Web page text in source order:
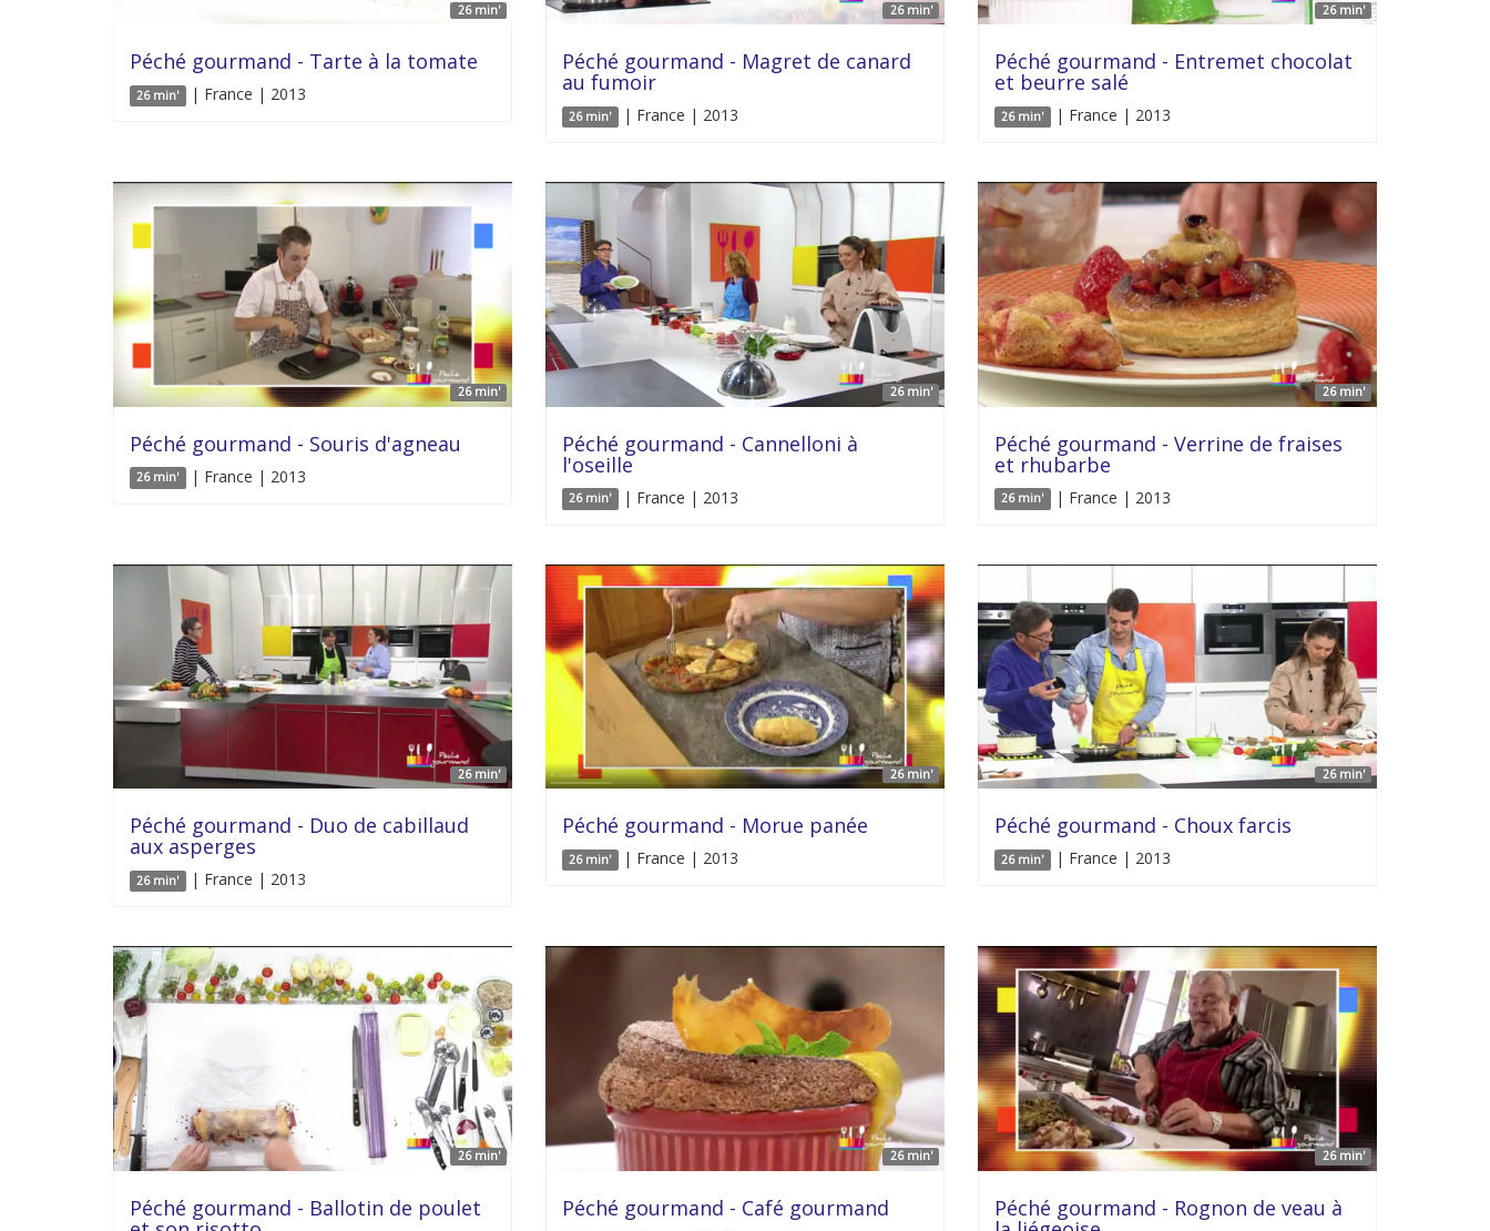
26 min'
Péché gourmand - Tarte à la tomate
26 min' | France | 2013
26 min'
Péché gourmand - Magret de canard
au fumoir
26 min' | France | 2013
26 min'
Péché gourmand - Entremet chocolat
et beurre salé
26 min' | France | 2013
26 min'
Péché gourmand - Souris d'agneau
26 min' | France | 2013
26 min'
Péché gourmand - Cannelloni à
l'oseille
26 min' | France | 2013
26 min'
Péché gourmand - Verrine de fraises
et rhubarbe
26 min' | France | 2013
26 min'
Péché gourmand - Duo de cabillaud
aux asperges
26 min' | France | 2013
26 min'
Péché gourmand - Morue panée
26 min' | France | 2013
26 min'
Péché gourmand - Choux farcis
26 min' | France | 2013
26 min'
Péché gourmand - Ballotin de poulet
26 min'
Péché gourmand - Café gourmand
26 min'
Péché gourmand - Rognon de veau à